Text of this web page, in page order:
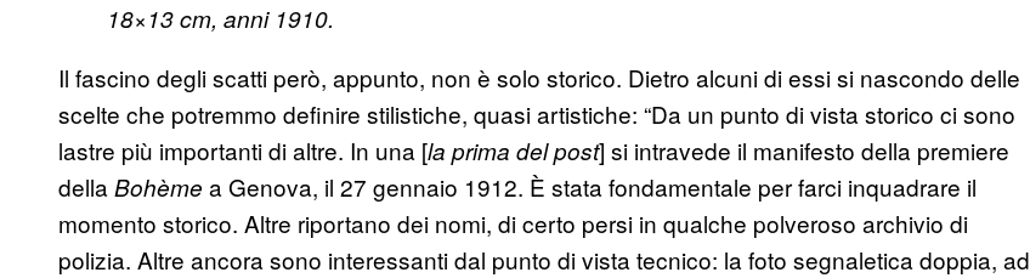
18×13 cm, anni 1910.
Il fascino degli scatti però, appunto, non è solo storico. Dietro alcuni di essi si nascondo delle
scelte che potremmo definire stilistiche, quasi artistiche: “Da un punto di vista storico ci sono
lastre più importanti di altre. In una [la prima del post] si intravede il manifesto della premiere
della Bohème a Genova, il 27 gennaio 1912. È stata fondamentale per farci inquadrare il
momento storico. Altre riportano dei nomi, di certo persi in qualche polveroso archivio di
polizia. Altre ancora sono interessanti dal punto di vista tecnico: la foto segnaletica doppia, ad